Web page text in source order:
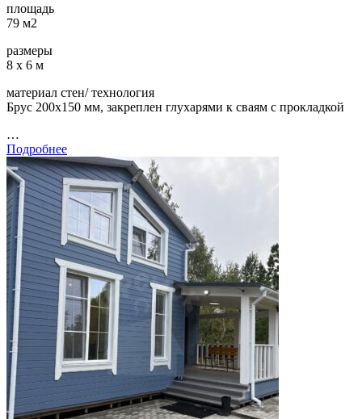
площадь
79 м2
размеры
8 х 6 м
материал стен/ технология
Брус 200х150 мм, закреплен глухарями к сваям с прокладкой
…
Подробнее